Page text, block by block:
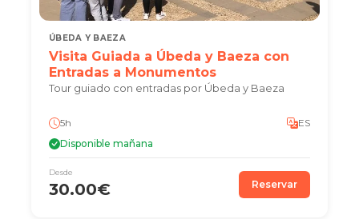
ÚBEDA Y BAEZA
Visita Guiada a Úbeda y Baeza con
Entradas a Monumentos
Tour guiado con entradas por Úbeda y Baeza
5h
ES
Disponible mañana
Desde
30.00€ Reservar